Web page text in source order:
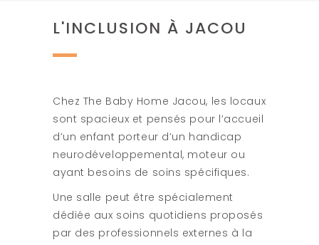
L'INCLUSION À JACOU
Chez The Baby Home Jacou, les locaux
sont spacieux et pensés pour l’accueil
d’un enfant porteur d’un handicap
neurodéveloppemental, moteur ou
ayant besoins de soins spécifiques.
Une salle peut être spécialement
dédiée aux soins quotidiens proposés
par des professionnels externes à la